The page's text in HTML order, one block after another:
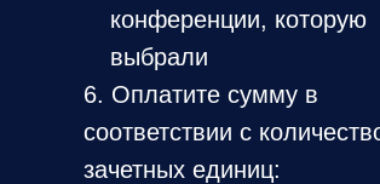
конференции, которую
выбрали
6. Оплатите сумму в
соответствии с
зачетных единиц: